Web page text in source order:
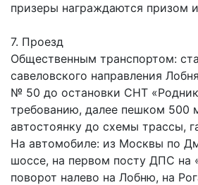
призеры награждаются призом
7. Проезд
Общественным транспортом:
савеловского направления
№ 50 до остановки СНТ
требованию, далее пешком 500
автостоянку до схемы трассы,
На автомобиле: из Москвы по
шоссе, на первом посту ДПС на
поворот налево на Лобню, на